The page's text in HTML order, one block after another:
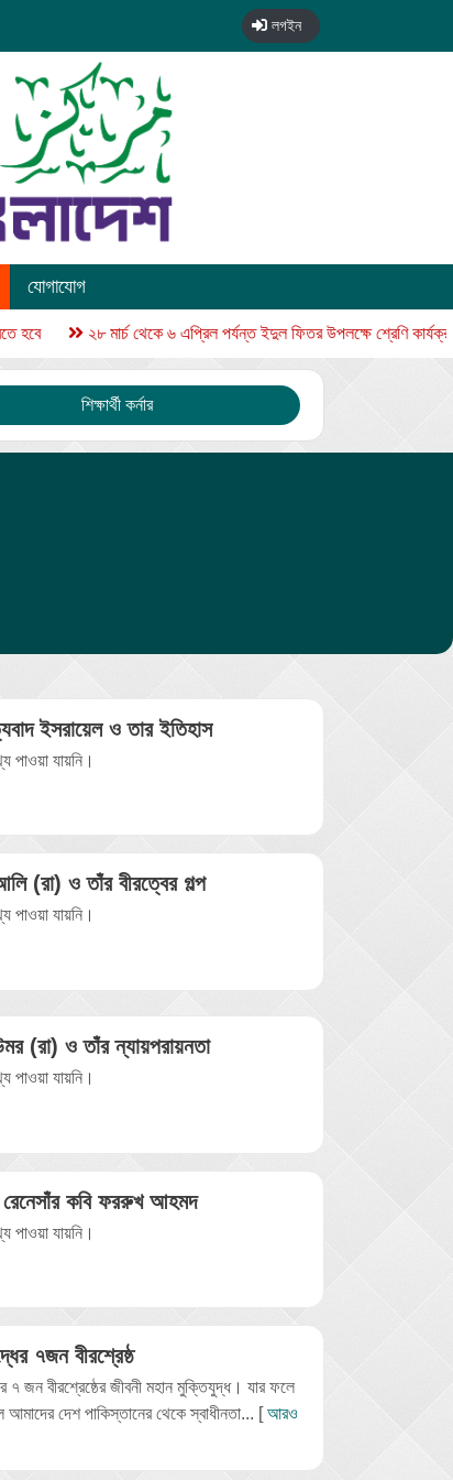
লগইন
যোগাযোগ
২৮ মার্চ থেকে ৬ এপ্রিল পর্যন্ত ইদুল ফিতর উপলক্ষে শ্রেণি কার্যক্রম
শিক্ষার্থী কর্নার
ইসরায়েল ও তার ইতিহাস
পাওয়া যায়নি।
(রা) ও তাঁর বীরত্বের গল্প
পাওয়া যায়নি।
(রা) ও তাঁর ন্যায়পরায়নতা
পাওয়া যায়নি।
রেনেসাঁর কবি ফররুখ আহমদ
পাওয়া যায়নি।
৭জন বীরশ্রেষ্ঠ
৭ জন বীরশ্রেষ্ঠের জীবনী মহান মুক্তিযুদ্ধ। যার ফলে
আমাদের দেশ পাকিস্তানের থেকে স্বাধীনতা... [আরও